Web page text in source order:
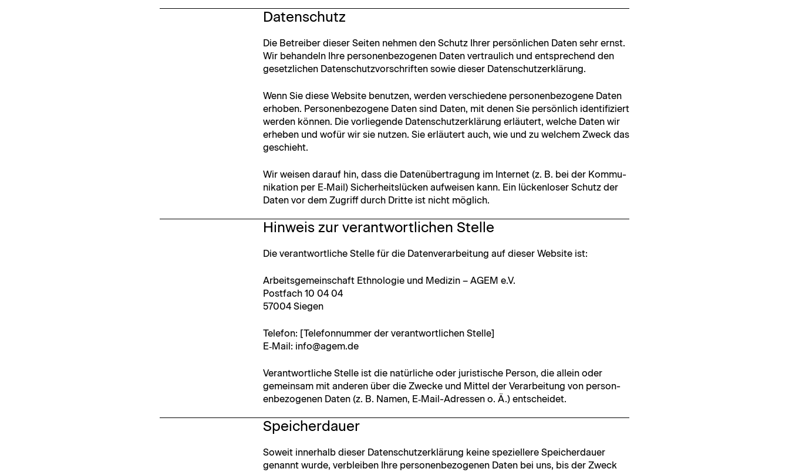
Datenschutz
Die Betreiber dieser Seit­en nehmen den Schutz Ihrer per­sön­lichen Dat­en sehr ernst.
Wir behan­deln Ihre per­so­n­en­be­zo­ge­nen Dat­en ver­traulich und entsprechend den
geset­zlichen Daten­schutzvorschriften sowie dieser Datenschutzerklärung.
Wenn Sie diese Web­site benutzen, wer­den ver­schiedene per­so­n­en­be­zo­gene Dat­en
erhoben. Per­so­n­en­be­zo­gene Dat­en sind Dat­en, mit denen Sie per­sön­lich iden­ti­fiziert
wer­den kön­nen. Die vor­liegende Daten­schutzerk­lärung erläutert, welche Dat­en wir
erheben und wofür wir sie nutzen. Sie erläutert auch, wie und zu welchem Zweck das
geschieht.
Wir weisen darauf hin, dass die Datenüber­tra­gung im Inter­net (z. B. bei der Kom­mu­
nika­tion per E‑Mail) Sicher­heit­slück­en aufweisen kann. Ein lück­en­los­er Schutz der
Dat­en vor dem Zugriff durch Dritte ist nicht möglich.
Hinweis zur verantwortlichen Stelle
Die ver­ant­wortliche Stelle für die Daten­ver­ar­beitung auf dieser Web­site ist:
Arbeits­ge­mein­schaft Eth­nolo­gie und Medi­zin – AGEM e.V.
Post­fach 10 04 04
57004 Siegen
Tele­fon: [Tele­fon­num­mer der ver­ant­wortlichen Stelle]
E‑Mail: info@agem.de
Ver­ant­wortliche Stelle ist die natür­liche oder juris­tis­che Per­son, die allein oder
gemein­sam mit anderen über die Zwecke und Mit­tel der Ver­ar­beitung von per­so­n­
en­be­zo­ge­nen Dat­en (z. B. Namen, E‑Mail-Adressen o. Ä.) entscheidet.
Speicherdauer
Soweit inner­halb dieser Daten­schutzerk­lärung keine speziellere Spe­icher­dauer
genan­nt wurde, verbleiben Ihre per­so­n­en­be­zo­ge­nen Dat­en bei uns, bis der Zweck